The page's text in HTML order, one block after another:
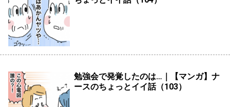
勉強会で発覚したのは…｜【マンガ】ナ
ースのちょっとイイ話（103）